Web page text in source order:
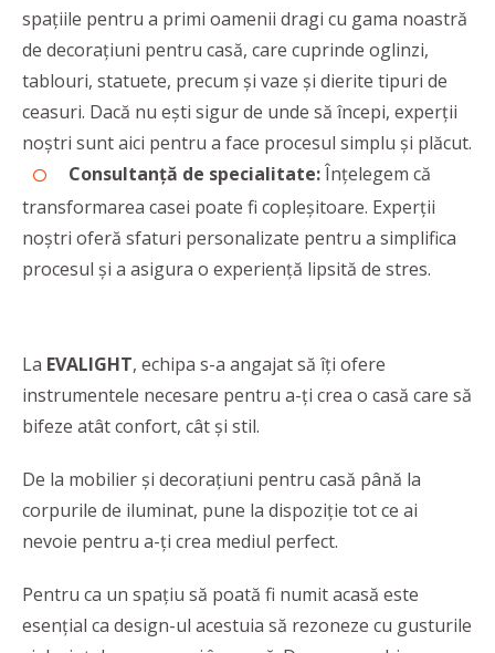
spațiile pentru a primi oamenii dragi cu gama noastră
de decorațiuni pentru casă, care cuprinde oglinzi,
tablouri, statuete, precum și vaze și dierite tipuri de
ceasuri. Dacă nu ești sigur de unde să începi, experții
noștri sunt aici pentru a face procesul simplu și plăcut.
Consultanță de specialitate:Înțelegem că
transformarea casei poate fi copleșitoare. Experții
noștri oferă sfaturi personalizate pentru a simplifica
procesul și a asigura o experiență lipsită de stres.
La EVALIGHT, echipa s-a angajat să îți ofere
instrumentele necesare pentru a-ți crea o casă care să
bifeze atât confort, cât și stil.
De la mobilier și decorațiuni pentru casă până la
corpurile de iluminat, pune la dispoziție tot ce ai
nevoie pentru a-ți crea mediul perfect.
Pentru ca un spațiu să poată fi numit acasă este
esențial ca design-ul acestuia să rezoneze cu gusturile